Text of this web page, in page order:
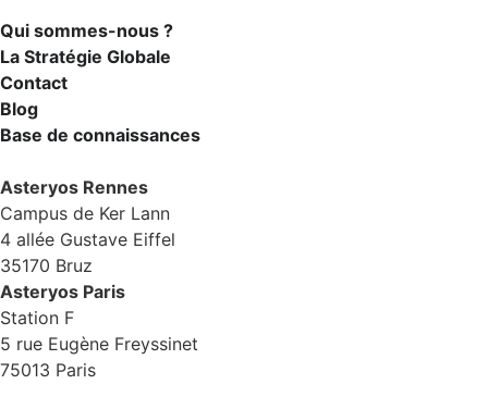
Qui sommes-nous ?
La Stratégie Globale
Contact
Blog
Base de connaissances
Asteryos Rennes
Campus de Ker Lann
4 allée Gustave Eiffel
35170 Bruz
Asteryos Paris
Station F
5 rue Eugène Freyssinet
75013 Paris